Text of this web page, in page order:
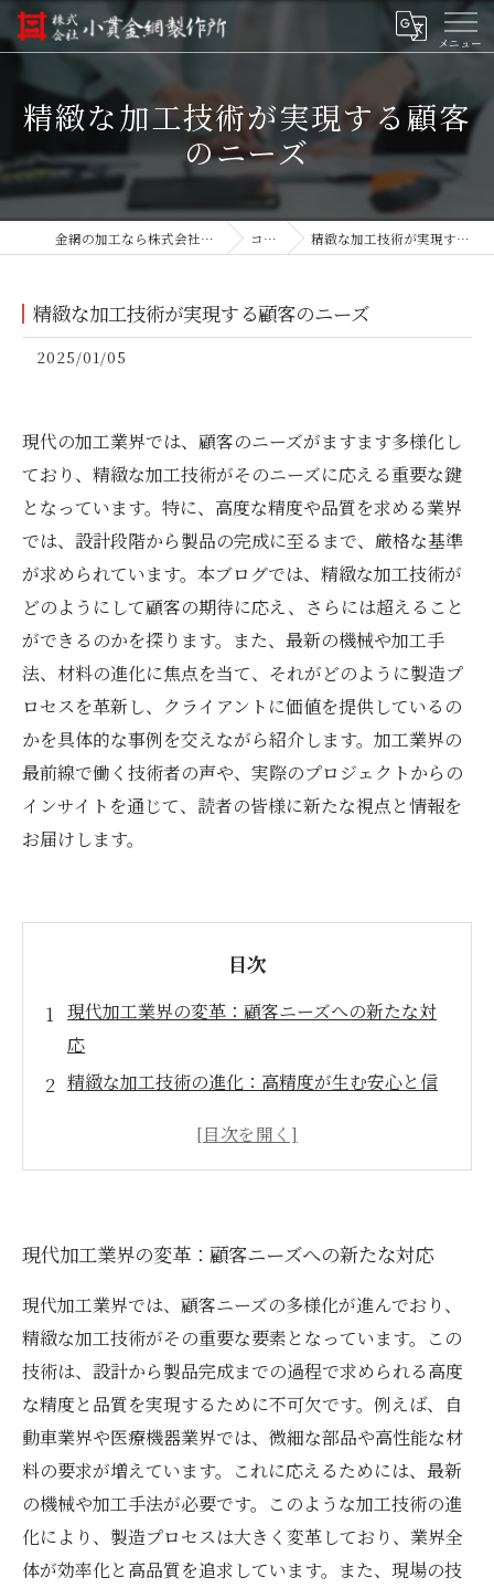
精緻な加工技術が実現する顧客
のニーズ
金網の加工なら株式会社小貫金網製作所 コラム 精緻な加工技術が実現する顧客のニーズ
精緻な加工技術が実現する顧客のニーズ
2025/01/05
現代の加工業界では、顧客のニーズがますます多様化し
ており、精緻な加工技術がそのニーズに応える重要な鍵
となっています。特に、高度な精度や品質を求める業界
では、設計段階から製品の完成に至るまで、厳格な基準
が求められています。本ブログでは、精緻な加工技術が
どのようにして顧客の期待に応え、さらには超えること
ができるのかを探ります。また、最新の機械や加工手
法、材料の進化に焦点を当て、それがどのように製造プ
ロセスを革新し、クライアントに価値を提供しているの
かを具体的な事例を交えながら紹介します。加工業界の
最前線で働く技術者の声や、実際のプロジェクトからの
インサイトを通じて、読者の皆様に新たな視点と情報を
お届けします。
目次
現代加工業界の変革：顧客ニーズへの新たな対
応
精緻な加工技術の進化：高精度が生む安心と信
成功事例から学ぶ：顧客期待を超える製造秘話
技術者の声：現場からのリアルなインサイト
未来の加工技術が開く新たな可能性：顧客ニー
ズに応えるために
現代加工業界の変革：顧客ニーズへの新たな対応
現代加工業界では、顧客ニーズの多様化が進んでおり、
精緻な加工技術がその重要な要素となっています。この
技術は、設計から製品完成までの過程で求められる高度
な精度と品質を実現するために不可欠です。例えば、自
動車業界や医療機器業界では、微細な部品や高性能な材
料の要求が増えています。これに応えるためには、最新
の機械や加工手法が必要です。このような加工技術の進
化により、製造プロセスは大きく変革しており、業界全
体が効率化と高品質を追求しています。また、現場の技